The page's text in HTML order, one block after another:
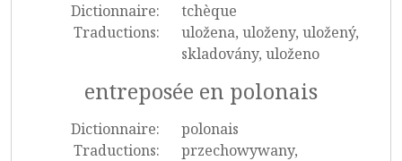
Dictionnaire:
tchèque
Traductions:
uložena, uloženy, uložený,
skladovány, uloženo
entreposée en polonais
Dictionnaire:
polonais
Traductions:
przechowywany,